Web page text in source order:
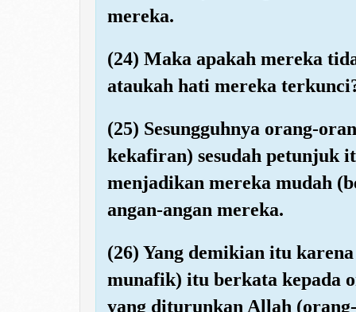
mereka.
(24) Maka apakah mereka
ataukah hati mereka
(25) Sesungguhnya orang-
kekafiran) sesudah petunjuk
menjadikan mereka mudah
angan-angan mereka.
(26) Yang demikian itu
munafik) itu berkata kepada
yang diturunkan Allah